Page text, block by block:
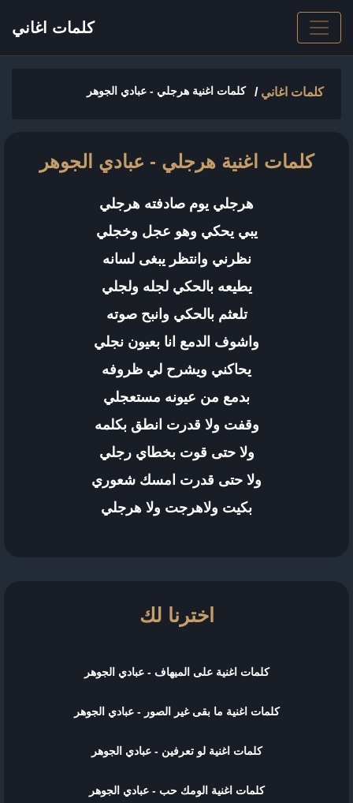
كلمات اغاني
كلمات اغاني/ كلمات اغنية هرجلي - عبادي الجوهر
كلمات اغنية هرجلي - عبادي الجوهر
هرجلي يوم صادفته هرجلي
يبي يحكي وهو عجل وخجلي
نظرني وانتظر يبغى لسانه
يطيعه بالحكي لجله ولجلي
تلعثم بالحكي وانبح صوته
واشوف الدمع انا بعيون نجلي
يحاكني ويشرح لي ظروفه
بدمع من عيونه مستعجلي
وقفت ولا قدرت انطق بكلمه
ولا حتى قوت بخطاي رجلي
ولا حتى قدرت امسك شعوري
بكيت ولاهرجت ولا هرجلي
اخترنا لك
كلمات اغنية على الميهاف - عبادي الجوهر
كلمات اغنية ما بقى غير الصور - عبادي الجوهر
كلمات اغنية لو تعرفين - عبادي الجوهر
كلمات اغنية الومك حب - عبادي الجوهر